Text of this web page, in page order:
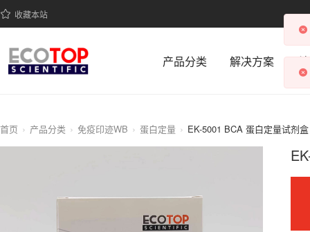
收藏本站
产品分类 解决方案
首页 产品分类 免疫印迹WB 蛋白定量 EK-5001 BCA 蛋白定量试剂盒